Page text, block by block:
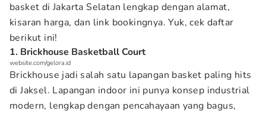
basket di Jakarta Selatan lengkap dengan alamat,
kisaran harga, dan link bookingnya. Yuk, cek daftar
berikut ini!
1. Brickhouse Basketball Court
website.com/gelora.id
Brickhouse jadi salah satu lapangan basket paling hits
di Jaksel. Lapangan indoor ini punya konsep industrial
modern, lengkap dengan pencahayaan yang bagus,